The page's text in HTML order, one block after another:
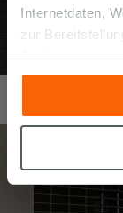
Internetdaten,
zur
Analyse
anderen
die sie
gesammelt
möchten oder
Zustimmung
„Cookies
47,98€